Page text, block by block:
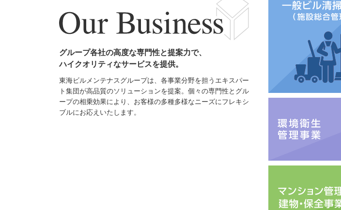
グループ各社の高度な専門性と提案力で、
ハイクオリティなサービスを提供。
東海ビルメンテナスグループは、各事業分野を担うエキスパー
ト集団が高品質のソリューションを提案。個々の専門性とグル
ープの相乗効果により、お客様の多種多様なニーズにフレキシ
ブルにお応えいたします。